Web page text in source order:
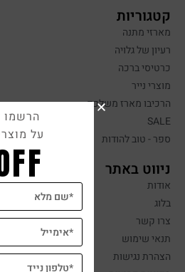
קטגוריות
מארזי מתנה
רעיון של גלויה
כרטיסי ברכה
מוצרי נייר
הרכיבו מארז משלכם
SALE
ספר - טוב להודות
ניווט באתר
אודות
בלוג
צרו קשר
תנאי שימוש
הצהרת נגישות
הרשמו
על